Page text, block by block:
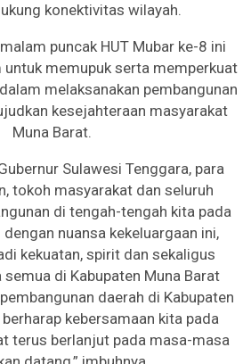
konektivitas wilayah.
puncak HUT Mubar ke-8 ini
memupuk serta memperkuat
melaksanakan pembangunan
kesejahteraan masyarakat
Muna Barat.
Sulawesi Tenggara, para
tokoh masyarakat dan seluruh
di tengah-tengah kita pada
nuansa kekeluargaan ini,
kekuatan, spirit dan sekaligus
di Kabupaten Muna Barat
daerah di Kabupaten
kebersamaan kita pada
terus berlanjut pada masa-masa